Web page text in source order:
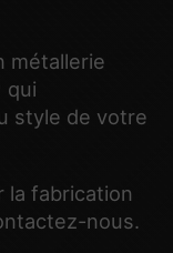
métallerie
qui
style de votre
la fabrication
nous.